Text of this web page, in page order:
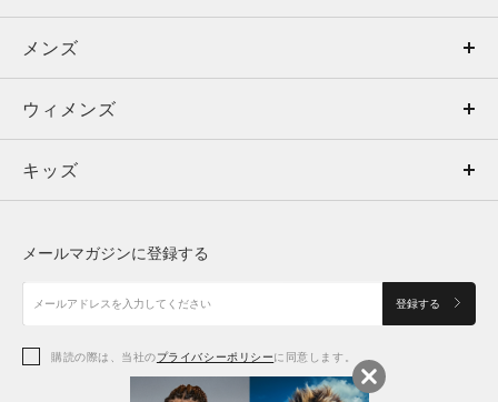
メンズ
ウィメンズ
キッズ
アクセサリー
メンズ
トップス
ボトムス
アクセサリー
ウィメンズ
トップス
シューズ
アクセサリー
キッズ
シューズ
メールマガジンに登録する
登録する
購読の際は、当社のプライバシーポリシーに同意します。